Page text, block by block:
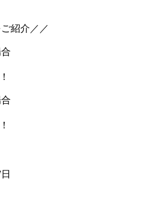
紹介／／